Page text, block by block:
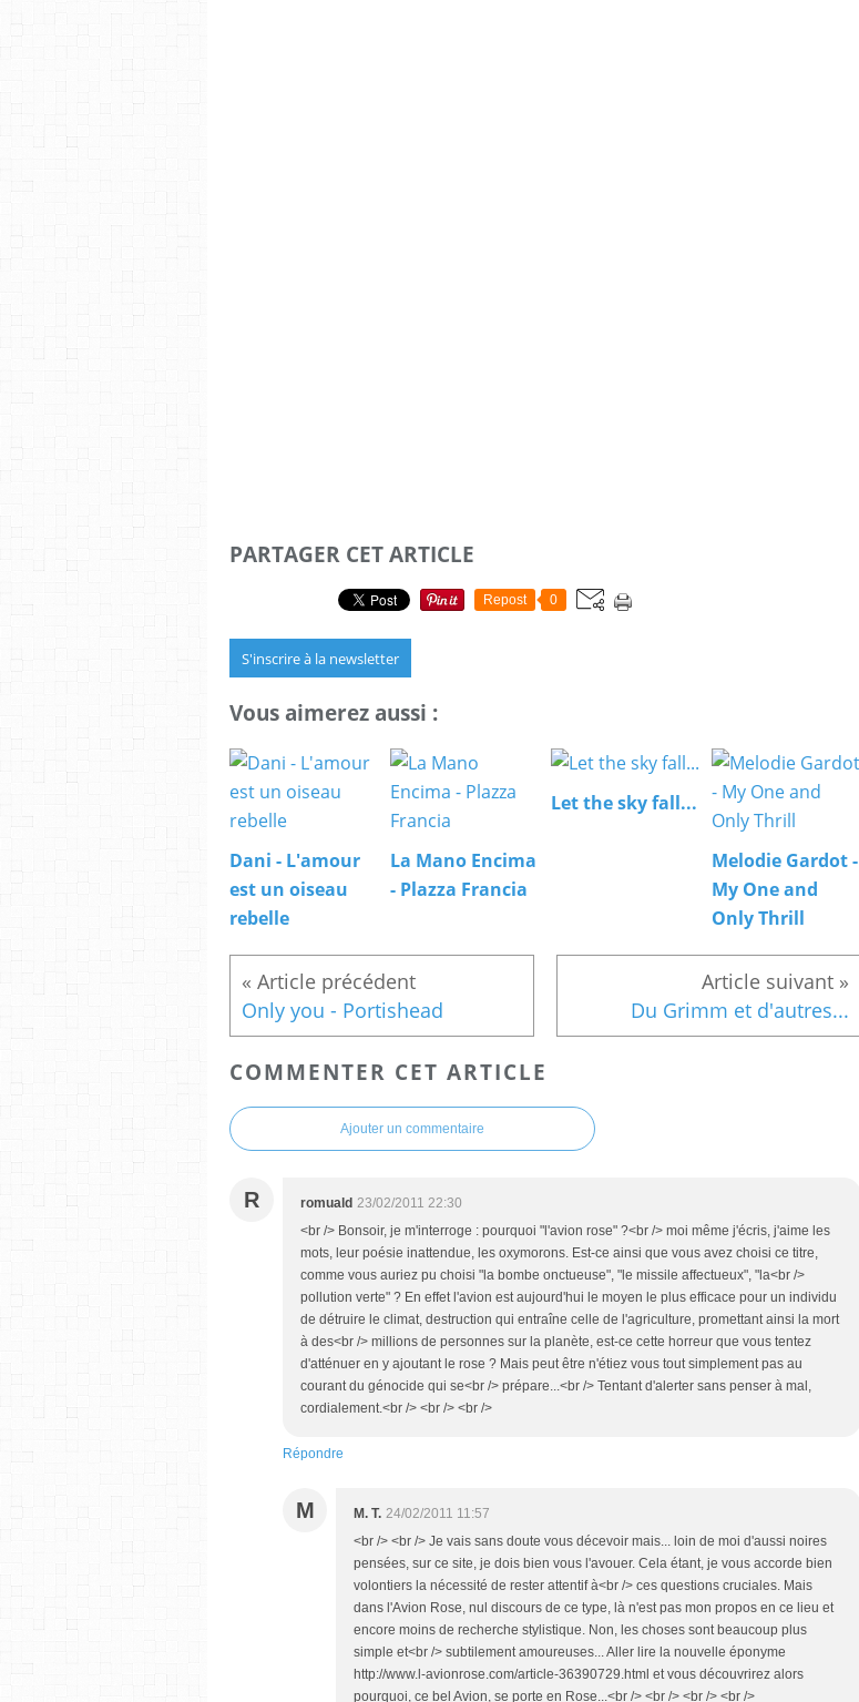
PARTAGER CET ARTICLE
Repost 0
S'inscrire à la newsletter
Vous aimerez aussi :
Dani - L'amour
est un oiseau
rebelle
La Mano Encima
- Plazza Francia
Let the sky fall...
Melodie Gardot -
My One and
Only Thrill
Only you - Portishead Du Grimm et d'autres...
COMMENTER CET ARTICLE
Ajouter un commentaire
R romuald 23/02/2011 22:30
<br /> Bonsoir, je m'interroge : pourquoi "l'avion rose" ?<br /> moi même j'écris, j'aime les
mots, leur poésie inattendue, les oxymorons. Est-ce ainsi que vous avez choisi ce titre,
comme vous auriez pu choisi "la bombe onctueuse", "le missile affectueux", "la<br />
pollution verte" ? En effet l'avion est aujourd'hui le moyen le plus efficace pour un individu
de détruire le climat, destruction qui entraîne celle de l'agriculture, promettant ainsi la mort
à des<br /> millions de personnes sur la planète, est-ce cette horreur que vous tentez
d'atténuer en y ajoutant le rose ? Mais peut être n'étiez vous tout simplement pas au
courant du génocide qui se<br /> prépare...<br /> Tentant d'alerter sans penser à mal,
cordialement.<br /> <br /> <br />
Répondre
M M. T. 24/02/2011 11:57
<br /> <br /> Je vais sans doute vous décevoir mais... loin de moi d'aussi noires
pensées, sur ce site, je dois bien vous l'avouer. Cela étant, je vous accorde bien
volontiers la nécessité de rester attentif à<br /> ces questions cruciales. Mais
dans l'Avion Rose, nul discours de ce type, là n'est pas mon propos en ce lieu et
encore moins de recherche stylistique. Non, les choses sont beaucoup plus
simple et<br /> subtilement amoureuses... Aller lire la nouvelle éponyme
http://www.l-avionrose.com/article-36390729.html et vous découvrirez alors
pourquoi, ce bel Avion, se porte en Rose...<br /> <br /> <br /> <br />